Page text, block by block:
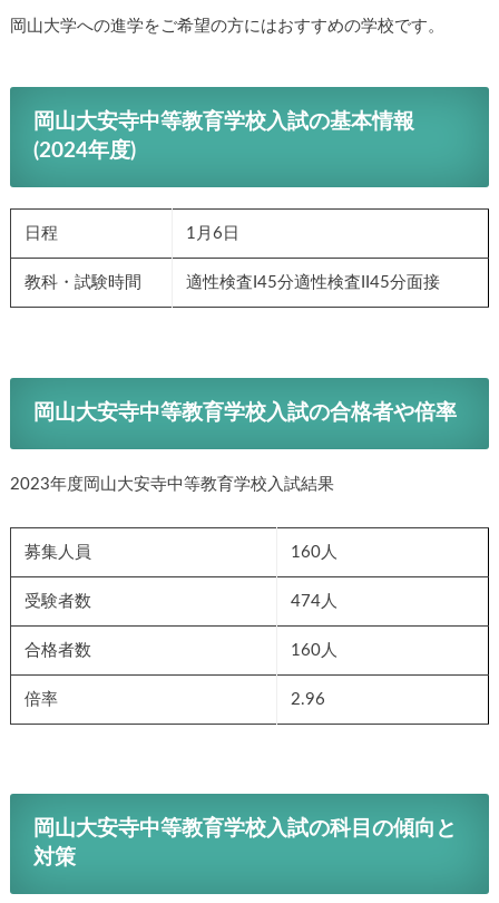
岡山大学への進学をご希望の方にはおすすめの学校です。
岡山大安寺中等教育学校入試の基本情報
(2024年度)
日程 1月6日
教科・試験時間 適性検査I45分適性検査II45分面接
岡山大安寺中等教育学校入試の合格者や倍率
2023年度岡山大安寺中等教育学校入試結果
募集人員 160人
受験者数 474人
合格者数 160人
倍率 2.96
岡山大安寺中等教育学校入試の科目の傾向と
対策